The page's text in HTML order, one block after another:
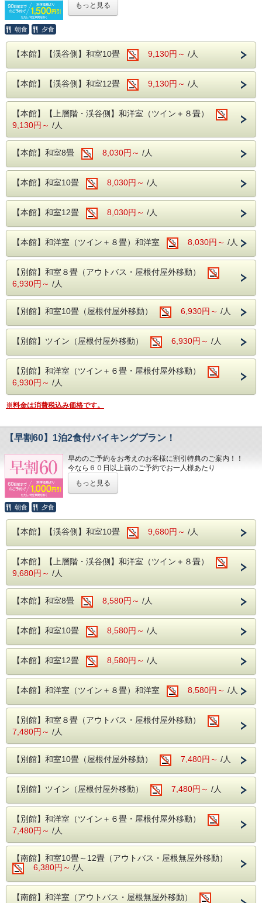
ぜひ、この機会にお早めのご予約を！
※本プランは、通常プランとキャンセルポリシーが異なりま
す。
8日前～30日前まで：5%
7日前～2日前まで：20%
当日：50%
無連絡不泊：100%
のキャンセル料が発生します。
キャンセル料が発生致しますのでご注意下さいませ。
※各種割引との併用はできません。
※宿泊予定日から89日以内の予約内容変更に関しまして
は、
お電話にて承ります。
【食 事】
夕食時にはアルコール飲み放題となっております。
【温 泉】
アルカリ性単純温泉となっております。
健康増進や冷え性などに効果抜群！
小さいお子様から大人までご利用いただける温泉となってお
しております。
【無料施設】
・カラオケ※一部有料あり
・貸切風呂
・卓球
・ビリヤード
上記の施設はご宿泊日当日の13時よりフロントにてご予約
もっと見る
朝食 夕食
【本館】【渓谷側】和室10畳 9,130円～ /人
【本館】【渓谷側】和室12畳 9,130円～ /人
【本館】【上層階・渓谷側】和洋室（ツイン＋８畳）
9,130円～ /人
【本館】和室8畳 8,030円～ /人
【本館】和室10畳 8,030円～ /人
【本館】和室12畳 8,030円～ /人
【本館】和洋室（ツイン＋８畳）和洋室 8,030円～ /人
【別館】和室８畳（アウトバス・屋根付屋外移動）
6,930円～ /人
【別館】和室10畳（屋根付屋外移動） 6,930円～ /人
【別館】ツイン（屋根付屋外移動） 6,930円～ /人
【別館】和洋室（ツイン＋６畳・屋根付屋外移動）
6,930円～ /人
※料金は消費税込み価格です。
【早割60】1泊2食付バイキングプラン！
早めのご予約をお考えのお客様に割引特典のご案内！！
今なら６０日以上前のご予約でお一人様あたり
※本プランは、通常プランとキャンセルポリシーが異なりま
前日：40％
無連絡不泊：100％
のキャンセル料が発生します。
キャンセル料が発生致しますのでご注意下さいませ。
※各種割引との併用はできません。
※宿泊予定日から59日以内の予約内容変更に関しまして
は、
お電話にて承ります。
【食 事】
本プランはバイキングでのご案内となっております。
夕食時にはアルコール飲み放題となっております。
フェア料理もお楽しみいただけます。
アルカリ性単純温泉となっております。
小さいお子様から大人までご利用いただける温泉となってお
ります！
※乳幼児のお子様用に男性・女性風呂にベビーバスをご用意
【無料施設】
・貸切風呂
・卓球
・ビリヤード
・麻雀
上記の施設はご宿泊日当日の13時よりフロントにてご予約
を承っております。
もっと見る
朝食 夕食
【本館】【渓谷側】和室10畳 9,680円～ /人
【本館】【上層階・渓谷側】和洋室（ツイン＋８畳）
9,680円～ /人
【本館】和室8畳 8,580円～ /人
【本館】和室10畳 8,580円～ /人
【本館】和室12畳 8,580円～ /人
【本館】和洋室（ツイン＋８畳）和洋室 8,580円～ /人
【別館】和室８畳（アウトバス・屋根付屋外移動）
7,480円～ /人
【別館】和室10畳（屋根付屋外移動） 7,480円～ /人
【別館】ツイン（屋根付屋外移動） 7,480円～ /人
【別館】和洋室（ツイン＋６畳・屋根付屋外移動）
7,480円～ /人
【南館】和室10畳～12畳（アウトバス・屋根無屋外移動）
6,380円～ /人
【南館】和洋室（アウトバス・屋根無屋外移動）